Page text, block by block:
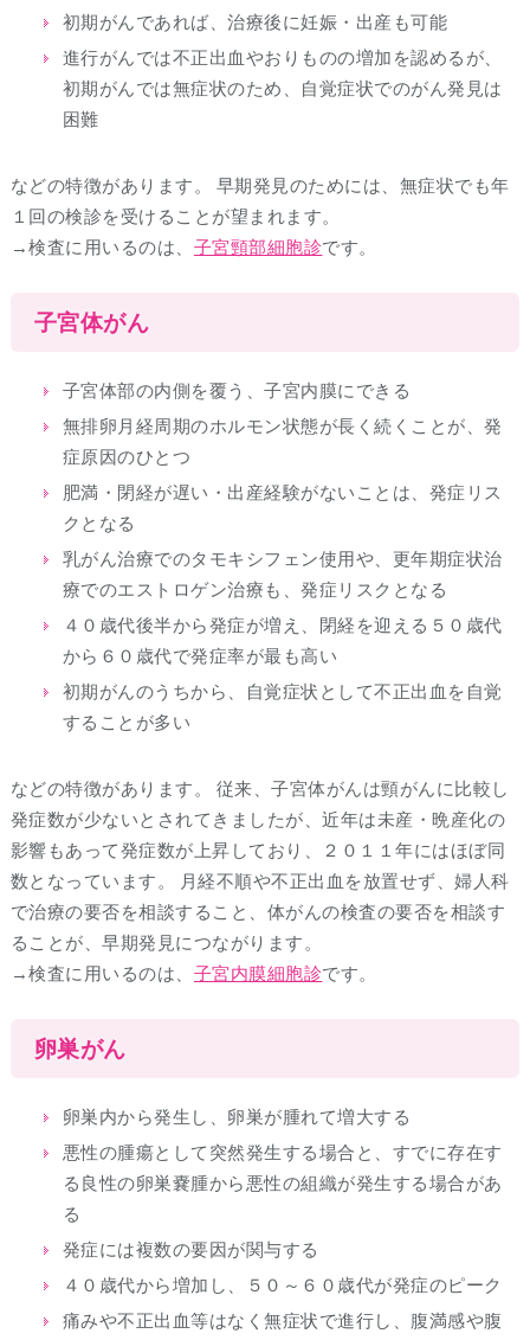
初期がんであれば、治療後に妊娠・出産も可能
進行がんでは不正出血やおりものの増加を認めるが、
初期がんでは無症状のため、自覚症状でのがん発見は
困難
などの特徴があります。 早期発見のためには、無症状でも年
１回の検診を受けることが望まれます。
→検査に用いるのは、 子宮頸部細胞診です。
子宮体がん
子宮体部の内側を覆う、子宮内膜にできる
無排卵月経周期のホルモン状態が長く続くことが、発
症原因のひとつ
肥満・閉経が遅い・出産経験がないことは、発症リス
クとなる
乳がん治療でのタモキシフェン使用や、更年期症状治
療でのエストロゲン治療も、発症リスクとなる
４０歳代後半から発症が増え、閉経を迎える５０歳代
から６０歳代で発症率が最も高い
初期がんのうちから、自覚症状として不正出血を自覚
することが多い
などの特徴があります。 従来、子宮体がんは頸がんに比較し
発症数が少ないとされてきましたが、近年は未産・晩産化の
影響もあって発症数が上昇しており、２０１１年にはほぼ同
数となっています。 月経不順や不正出血を放置せず、婦人科
で治療の要否を相談すること、体がんの検査の要否を相談す
ることが、早期発見につながります。
→検査に用いるのは、 子宮内膜細胞診です。
卵巣がん
卵巣内から発生し、卵巣が腫れて増大する
悪性の腫瘍として突然発生する場合と、すでに存在す
る良性の卵巣嚢腫から悪性の組織が発生する場合があ
る
発症には複数の要因が関与する
４０歳代から増加し、５０～６０歳代が発症のピーク
痛みや不正出血等はなく無症状で進行し、腹満感や腹